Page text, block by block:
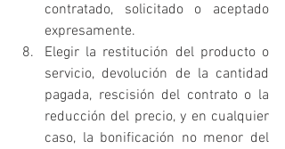
contratado, solicitado o aceptado
expresamente.
Elegir la restitución del producto o
servicio, devolución de la cantidad
pagada, rescisión del contrato o la
reducción del precio, y en cualquier
caso, la bonificación no menor del